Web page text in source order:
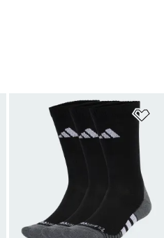
Adicionar à Lista de Desejos